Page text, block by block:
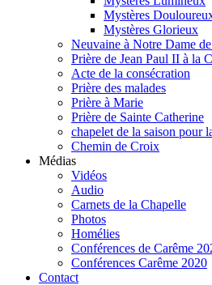
Mystères
Mystères Glorieux
Neuvaine à Notre Dame
Prière de Jean Paul II à la
Acte de la consécration
Prière des malades
Prière à Marie
Prière de Sainte Catherine
chapelet de la saison pour
Chemin de Croix
Médias
Vidéos
Audio
Carnets de la Chapelle
Photos
Homélies
Conférences de Carême
Conférences Carême 2020
Contact